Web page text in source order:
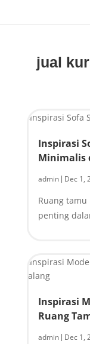
jual
Inspirasi
Minimalis
admin Dec 1,
Ruang
penting
Inspirasi
Ruang
admin Dec 1,